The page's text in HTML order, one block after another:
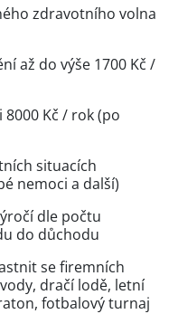
zdravotního volna
až do výše 1700 Kč /
Kč / rok (po
situacích
nemoci a další)
dle počtu
do důchodu
se firemních
dračí lodě, letní
fotbalový turnaj